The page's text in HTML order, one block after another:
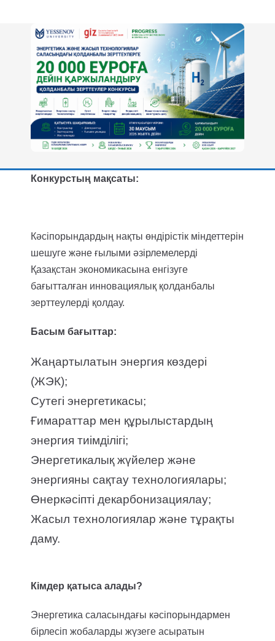
Конкурстың мақсаты:
Кәсіпорындардың нақты өндірістік міндеттерін
шешуге және ғылыми әзірлемелерді
Қазақстан экономикасына енгізуге
бағытталған инновациялық қолданбалы
зерттеулерді қолдау.
Басым бағыттар:
Жаңартылатын энергия көздері
(ЖЭК);
Сутегі энергетикасы;
Ғимараттар мен құрылыстардың
энергия тиімділігі;
Энергетикалық жүйелер және
энергияны сақтау технологиялары;
Өнеркәсіпті декарбонизациялау;
Жасыл технологиялар және тұрақты
даму.
Кімдер қатыса алады?
Энергетика саласындағы кәсіпорындармен
бірлесіп жобаларды жүзеге асыратын